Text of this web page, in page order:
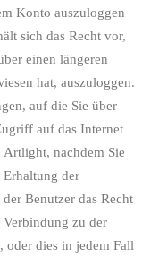
Konto auszuloggen
sich das Recht vor,
einen längeren
hat, auszuloggen.
auf die Sie über
auf das Internet
Artlight, nachdem Sie
Erhaltung der
Benutzer das Recht
zu der
oder dies in jedem Fall